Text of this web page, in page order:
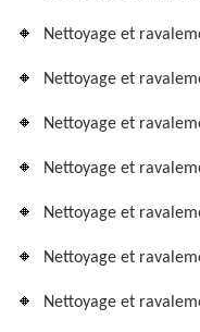
Nettoyage et
Nettoyage et
Nettoyage et
Nettoyage et
Nettoyage et
Nettoyage et
Nettoyage et